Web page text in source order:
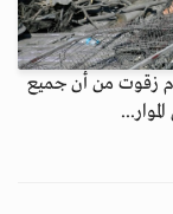
زقوت من أن جميع